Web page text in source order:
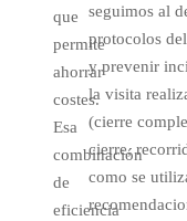
que
permite
ahorrar
costes.
Esa
combinación
de
eficiencia
seguimos al
protocolos
y prevenir
la visita
(cierre
cierre,
como se